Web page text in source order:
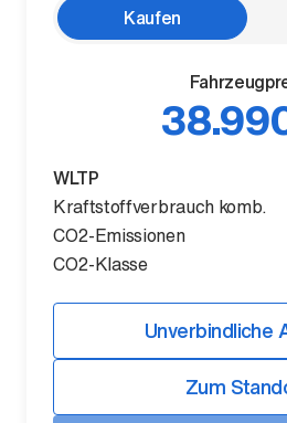
Der ID. Polo Day
Am 5. September
Kaufen
WLTP
Kraftstoffverbrauch komb.
CO2-Emissionen
CO2-Klasse
Unverbindliche
Zum